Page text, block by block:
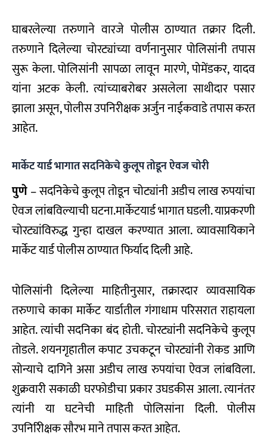
घाबरलेल्या तरुणाने वारजे पोलीस ठाण्यात तक्रार दिली.
तरुणाने दिलेल्या चोरट्यांच्या वर्णनानुसार पोलिसांनी तपास
सुरू केला. पोलिसांनी सापळा लावून मारणे, पोमेंडकर, यादव
यांना अटक केली. त्यांच्याबरोबर असलेला साथीदार पसार
झाला असून, पोलीस उपनिरीक्षक अर्जुन नाईकवाडे तपास करत
आहेत.
मार्केट यार्ड भागात सदनिकेचे कुलूप तोडून ऐवज चोरी
पुणे– सदनिकेचे कुलूप तोडून चोट्यांनी अडीच लाख रुपयांचा
ऐवज लांबविल्याची घटना.मार्केटयार्ड भागात घडली. याप्रकरणी
चोरट्यांविरुद्ध गुन्हा दाखल करण्यात आला. व्यावसायिकाने
मार्केट यार्ड पोलीस ठाण्यात फिर्याद दिली आहे.
पोलिसांनी दिलेल्या माहितीनुसार, तक्रारदार व्यावसायिक
तरुणाचे काका मार्केट यार्डातील गंगाधाम परिसरात राहायला
आहेत. त्यांची सदनिका बंद होती. चोरट्यांनी सदनिकेचे कुलूप
तोडले. शयनगृहातील कपाट उचकटून चोरट्यांनी रोकड आणि
सोन्याचे दागिने असा अडीच लाख रुपयांचा ऐवज लांबविला.
शुक्रवारी सकाळी घरफोडीचा प्रकार उघडकीस आला. त्यानंतर
त्यांनी या घटनेची माहिती पोलिसांना दिली. पोलीस
उपनिरीिक्षक साैरभ माने तपास करत आहेत.